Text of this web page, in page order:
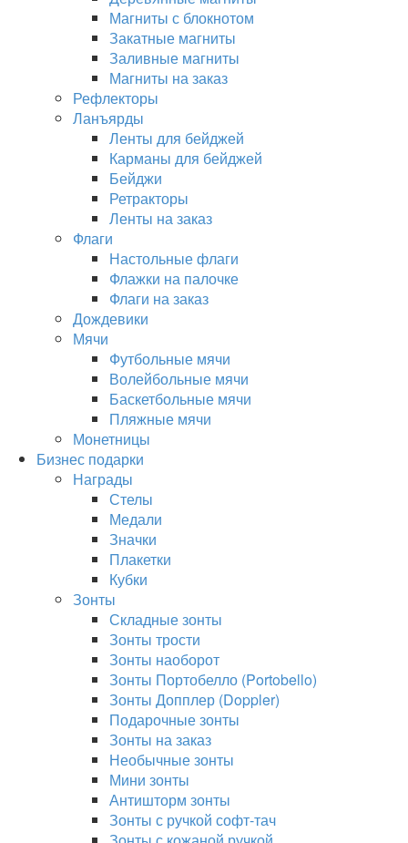
Магниты с блокнотом
Закатные магниты
Заливные магниты
Магниты на заказ
Рефлекторы
Ланъярды
Ленты для бейджей
Карманы для бейджей
Бейджи
Ретракторы
Ленты на заказ
Флаги
Настольные флаги
Флажки на палочке
Флаги на заказ
Дождевики
Мячи
Футбольные мячи
Волейбольные мячи
Баскетбольные мячи
Пляжные мячи
Монетницы
Бизнес подарки
Награды
Стелы
Медали
Значки
Плакетки
Кубки
Зонты
Складные зонты
Зонты трости
Зонты наоборот
Зонты Портобелло (Portobello)
Зонты Допплер (Doppler)
Подарочные зонты
Зонты на заказ
Необычные зонты
Мини зонты
Антишторм зонты
Зонты с ручкой софт-тач